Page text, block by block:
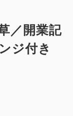
／開業記
ジ付き